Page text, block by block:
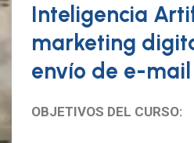
Inteligencia
marketing
envío de e-
OBJETIVOS DEL CURSO: